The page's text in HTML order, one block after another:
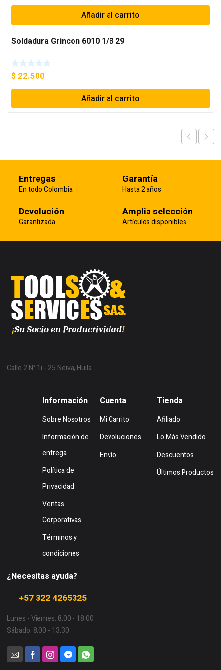
Añadir al carrito
Soldadura Grincon 6010 1/8 29
$ 22.500
Añadir al carrito
Entregas
En todo Colombia
Garantía
Hasta 2 años
Devolución
Garantizada
Amplia selección
Artículos disponibles
Calle 2 N° 1i - 25 Neiva, Huila
Información
Sobre Nosotros
Información de
entrega
Política de
Privacidad
Ventas
Corporativas
Términos y
condiciones
Cuenta
Mi Carrito
Devoluciones
Envío
Tienda
Afiliado
Lo Más Vendido
Descuentos
Últimos Productos
¿Necesitas ayuda?
+57 322 4265325
Lunes - Viernes: 8:00 - 18:00
Sábado: 8:00 - 13:30